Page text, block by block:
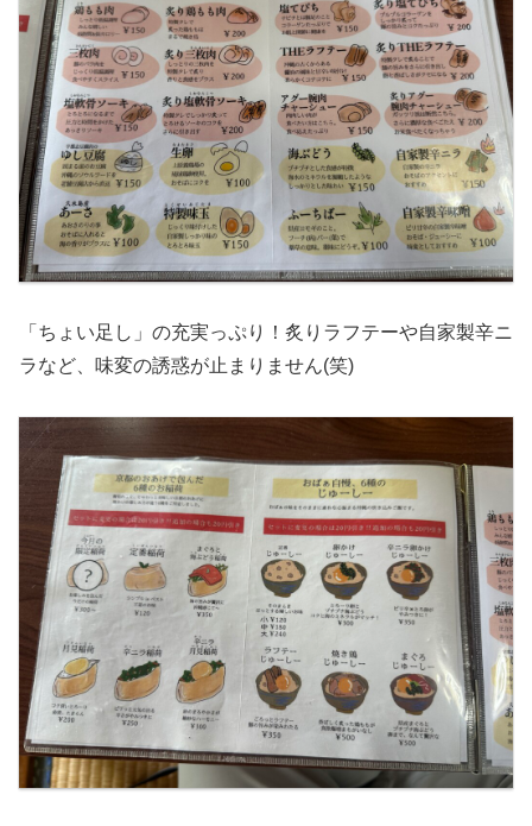
「ちょい足し」の充実っぷり！炙りラフテーや自家製辛ニ
ラなど、味変の誘惑が止まりません(笑)